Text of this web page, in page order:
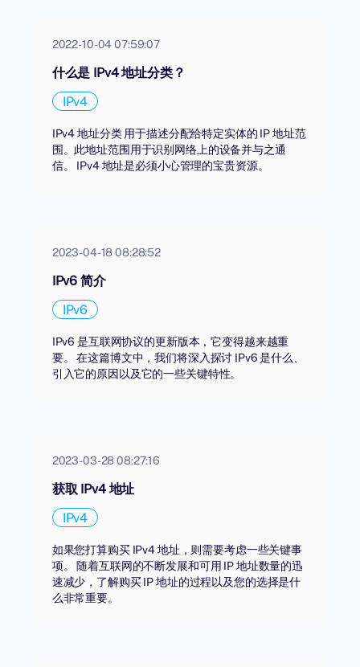
2022-10-04 07:59:07
什么是 IPv4 地址分类？
IPv4
IPv4 地址分类 用于描述分配给特定实体的 IP 地址范
围。此地址范围用于识别网络上的设备并与之通
信。 IPv4 地址是必须小心管理的宝贵资源。
2023-04-18 08:28:52
IPv6 简介
IPv6
IPv6 是互联网协议的更新版本，它变得越来越重
要。 在这篇博文中，我们将深入探讨 IPv6 是什么、
引入它的原因以及它的一些关键特性。
2023-03-28 08:27:16
获取 IPv4 地址
IPv4
如果您打算购买 IPv4 地址，则需要考虑一些关键事
项。 随着互联网的不断发展和可用 IP 地址数量的迅
速减少，了解购买 IP 地址的过程以及您的选择是什
么非常重要。